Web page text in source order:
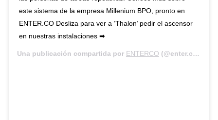
este sistema de la empresa Millenium BPO, pronto en
ENTER.CO Desliza para ver a ‘Thalon’ pedir el ascensor
en nuestras instalaciones ➡
Una publicación compartida por ENTERCO (@enter.co) el